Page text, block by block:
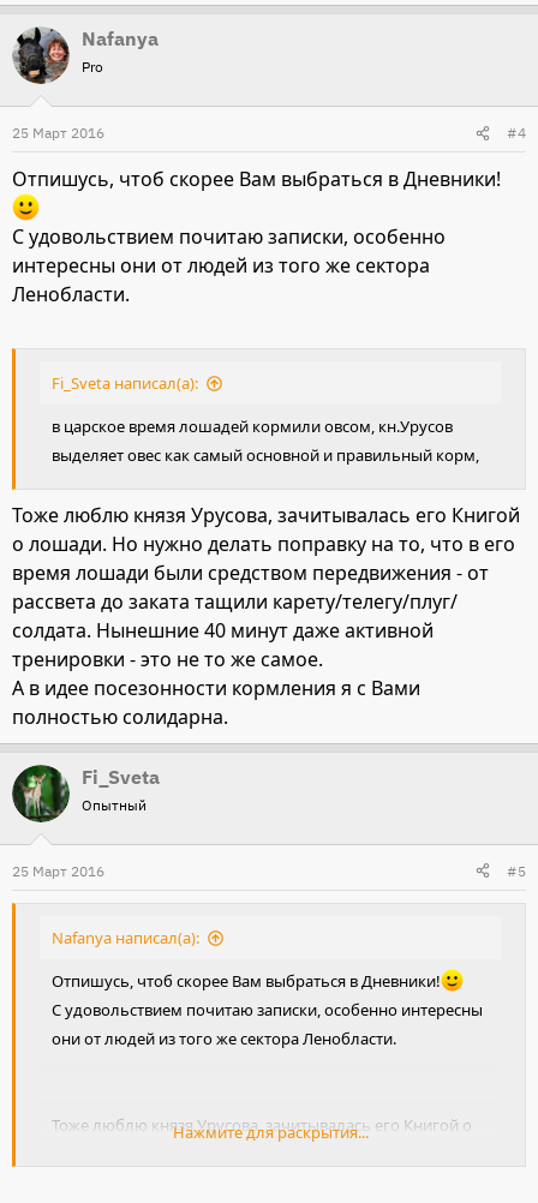
Nafanya
Pro
25 Март 2016 #4
Отпишусь, чтоб скорее Вам выбраться в Дневники!
С удовольствием почитаю записки, особенно
интересны они от людей из того же сектора
Ленобласти.
Fi_Sveta написал(а):
в царское время лошадей кормили овсом, кн.Урусов
выделяет овес как самый основной и правильный корм,
Тоже люблю князя Урусова, зачитывалась его Книгой
о лошади. Но нужно делать поправку на то, что в его
время лошади были средством передвижения - от
рассвета до заката тащили карету/телегу/плуг/
солдата. Нынешние 40 минут даже активной
тренировки - это не то же самое.
А в идее посезонности кормления я с Вами
полностью солидарна.
Fi_Sveta
Опытный
25 Март 2016 #5
Nafanya написал(а):
Отпишусь, чтоб скорее Вам выбраться в Дневники!
С удовольствием почитаю записки, особенно интересны
они от людей из того же сектора Ленобласти.
Тоже люблю князя Урусова, зачитывалась его Книгой о
Нажмите для раскрытия...